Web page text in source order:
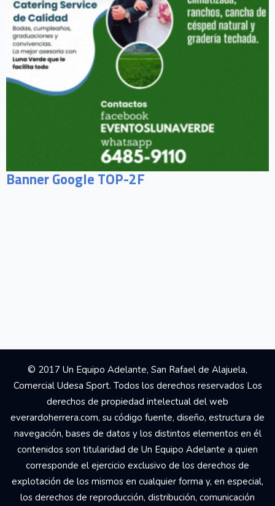
Banner Google TOP-2F
© 2017 Un Equipo Adelante, San Rafael de Alajuela,
Comercial Udesa Sport. Todos los derechos reservados Los
derechos de propiedad intelectual del web
everardoherrera.com, su código fuente, diseño, estructura de
navegación, bases de datos y los distintos elementos en él
contenidos son titularidad de Un Equipo Adelante a quien
corresponde el ejercicio exclusivo de los derechos de
explotación de los mismos en cualquier forma y, en especial,
los derechos de reproducción, distribución, comunicación